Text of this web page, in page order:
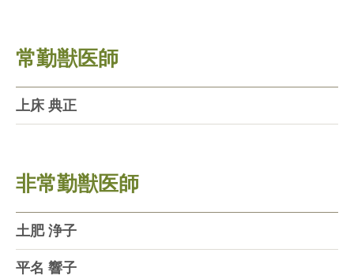
常勤獣医師
上床 典正
非常勤獣医師
土肥 浄子
平名 響子